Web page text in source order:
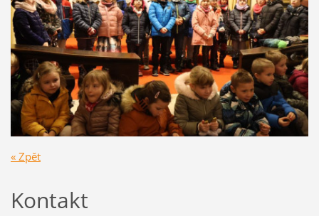
« Zpět
Kontakt